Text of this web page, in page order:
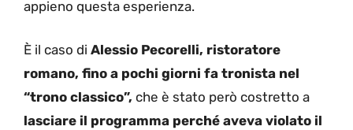
appieno questa esperienza.
È il caso di Alessio Pecorelli, ristoratore
romano, fino a pochi giorni fa tronista nel
“trono classico”, che è stato però costretto a
lasciare il programma perché aveva violato il